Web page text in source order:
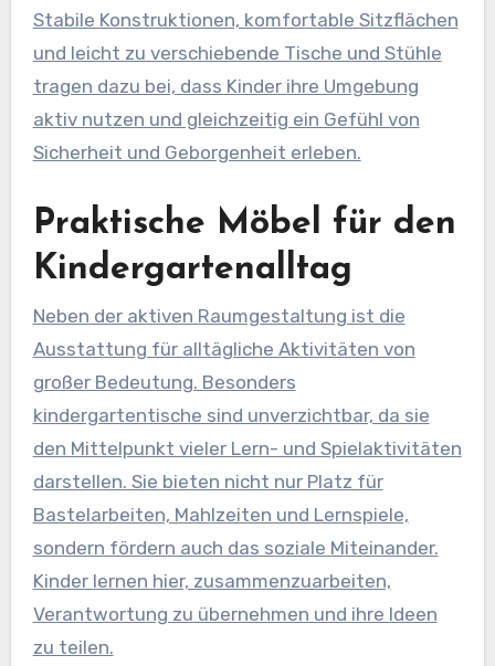
Stabile Konstruktionen, komfortable Sitzflächen
und leicht zu verschiebende Tische und Stühle
tragen dazu bei, dass Kinder ihre Umgebung
aktiv nutzen und gleichzeitig ein Gefühl von
Sicherheit und Geborgenheit erleben.
Praktische Möbel für den
Kindergartenalltag
Neben der aktiven Raumgestaltung ist die
Ausstattung für alltägliche Aktivitäten von
großer Bedeutung. Besonders
kindergartentische sind unverzichtbar, da sie
den Mittelpunkt vieler Lern- und Spielaktivitäten
darstellen. Sie bieten nicht nur Platz für
Bastelarbeiten, Mahlzeiten und Lernspiele,
sondern fördern auch das soziale Miteinander.
Kinder lernen hier, zusammenzuarbeiten,
Verantwortung zu übernehmen und ihre Ideen
zu teilen.